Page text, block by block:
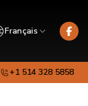
Français
+1 514 328 5858